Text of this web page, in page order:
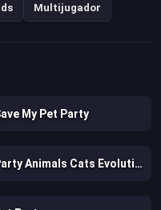
Multijugador
My Pet Party
Party Animals Cats Evolution